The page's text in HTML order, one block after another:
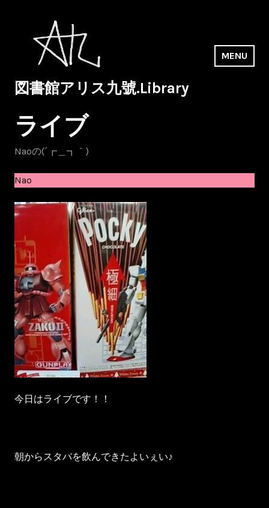
content
図書館アリス九號.Library
MENU
ライブ
Naoの(´┏＿┓｀)
Nao
今日はライブです！！
朝からスタバを飲んできたよいぇい♪